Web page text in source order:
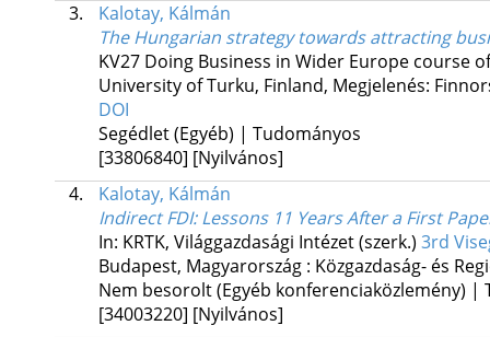
3.
Kalotay, Kálmán
The Hungarian strategy towards attracting
KV27 Doing Business in Wider Europe course
University of Turku, Finland, Megjelenés:
DOI
Segédlet (Egyéb) | Tudományos
[33806840] [Nyilvános]
4.
Kalotay, Kálmán
Indirect FDI: Lessons 11 Years After a First
In: KRTK, Világgazdasági Intézet (szerk.) 3rd
Budapest, Magyarország : Közgazdaság- és
Nem besorolt (Egyéb konferenciaközlemény) |
[34003220] [Nyilvános]